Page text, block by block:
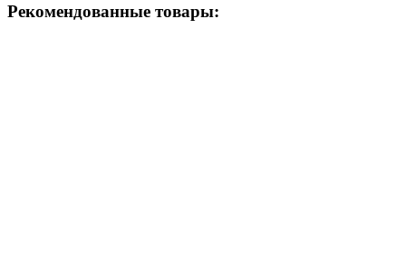
Рекомендованные товары: